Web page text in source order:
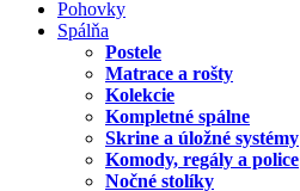
Pohovky
Spálňa
Postele
Matrace a rošty
Kolekcie
Kompletné spálne
Skrine a úložné systémy
Komody, regály a police
Nočné stolíky